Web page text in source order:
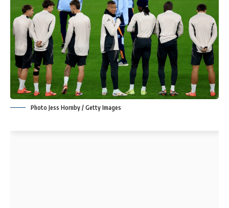
Photo Jess Hornby / Getty Images